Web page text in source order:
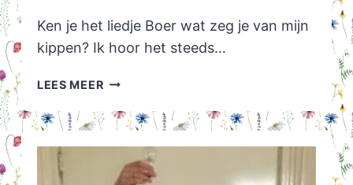
Ken je het liedje Boer wat zeg je van mijn
kippen? Ik hoor het steeds…
LEES MEERKIPPENHOK
KIPPENWEIDE
KIPPENREN!